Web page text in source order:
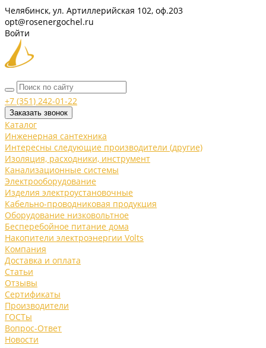
Челябинск, ул. Артиллерийская 102, оф.203
opt@rosenergochel.ru
Войти
+7 (351) 242-01-22
Заказать звонок
Каталог
Инженерная сантехника
Интересны следующие производители (другие)
Изоляция, расходники, инструмент
Канализационные системы
Электрооборудование
Изделия электроустановочные
Кабельно-проводниковая продукция
Оборудование низковольтное
Бесперебойное питание дома
Накопители электроэнергии Volts
Компания
Доставка и оплата
Статьи
Отзывы
Сертификаты
Производители
ГОСТы
Вопрос-Ответ
Новости